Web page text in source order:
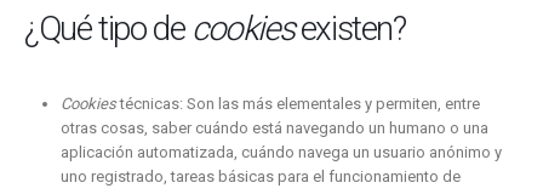
¿Qué tipo de cookiesexisten?
Cookiestécnicas: Son las más elementales y permiten, entre
otras cosas, saber cuándo está navegando un humano o una
aplicación automatizada, cuándo navega un usuario anónimo y
uno registrado, tareas básicas para el funcionamiento de